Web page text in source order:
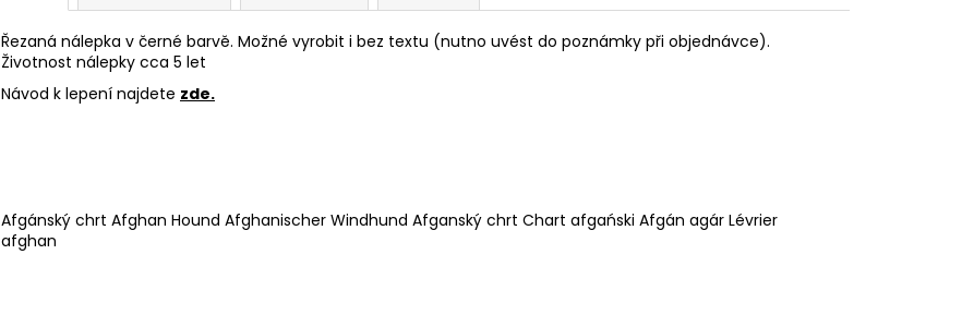
Řezaná nálepka v černé barvě. Možné vyrobit i bez textu (nutno uvést do poznámky při objednávce).
Životnost nálepky cca 5 let
Návod k lepení najdete zde.
Afgánský chrt Afghan Hound Afghanischer Windhund Afganský chrt Chart afgański Afgán agár Lévrier
afghan